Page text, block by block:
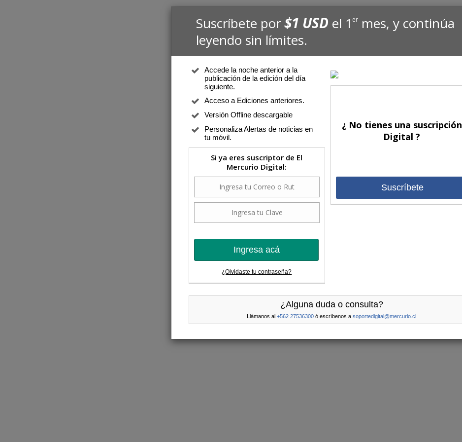
Suscríbete por$1 USD el 1er mes, y continúa
leyendo sin límites.
Accede la noche anterior a la
publicación de la edición del día
siguiente.
Acceso a Ediciones anteriores.
Versión Offline descargable
Personaliza Alertas de noticias en
tu móvil.
Si ya eres suscriptor de El
Mercurio Digital:
Ingresa acá
¿Olvidaste tu contraseña?
¿ No tienes una suscripción
Digital ?
Suscríbete
¿Alguna duda o consulta?
Llámanos al +562 27536300 ó escríbenos a soportedigital@mercurio.cl